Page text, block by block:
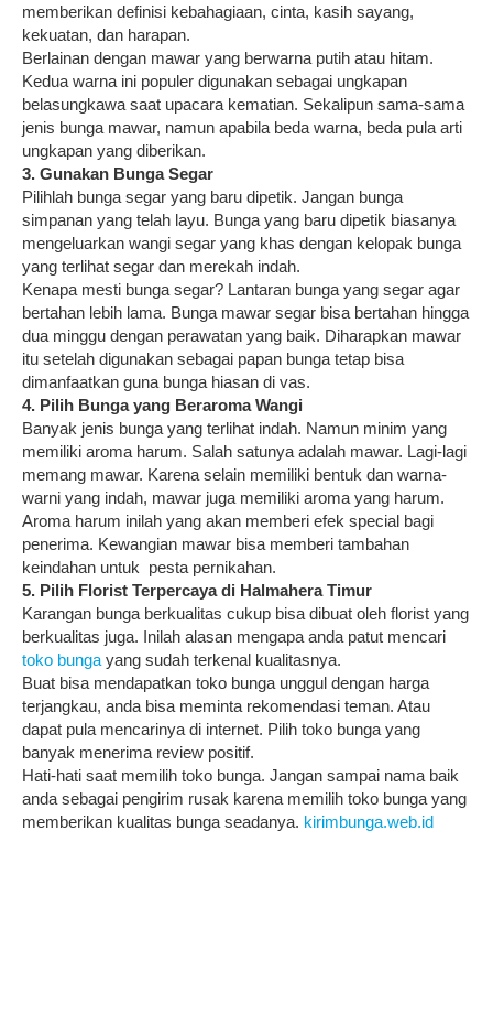
memberikan definisi kebahagiaan, cinta, kasih sayang,
kekuatan, dan harapan.
Berlainan dengan mawar yang berwarna putih atau hitam.
Kedua warna ini populer digunakan sebagai ungkapan
belasungkawa saat upacara kematian. Sekalipun sama-sama
jenis bunga mawar, namun apabila beda warna, beda pula arti
ungkapan yang diberikan.
3. Gunakan Bunga Segar
Pilihlah bunga segar yang baru dipetik. Jangan bunga
simpanan yang telah layu. Bunga yang baru dipetik biasanya
mengeluarkan wangi segar yang khas dengan kelopak bunga
yang terlihat segar dan merekah indah.
Kenapa mesti bunga segar? Lantaran bunga yang segar agar
bertahan lebih lama. Bunga mawar segar bisa bertahan hingga
dua minggu dengan perawatan yang baik. Diharapkan mawar
itu setelah digunakan sebagai papan bunga tetap bisa
dimanfaatkan guna bunga hiasan di vas.
4. Pilih Bunga yang Beraroma Wangi
Banyak jenis bunga yang terlihat indah. Namun minim yang
memiliki aroma harum. Salah satunya adalah mawar. Lagi-lagi
memang mawar. Karena selain memiliki bentuk dan warna-
warni yang indah, mawar juga memiliki aroma yang harum.
Aroma harum inilah yang akan memberi efek special bagi
penerima. Kewangian mawar bisa memberi tambahan
keindahan untuk pesta pernikahan.
5. Pilih Florist Terpercaya di Halmahera Timur
Karangan bunga berkualitas cukup bisa dibuat oleh florist yang
berkualitas juga. Inilah alasan mengapa anda patut mencari
toko bunga yang sudah terkenal kualitasnya.
Buat bisa mendapatkan toko bunga unggul dengan harga
terjangkau, anda bisa meminta rekomendasi teman. Atau
dapat pula mencarinya di internet. Pilih toko bunga yang
banyak menerima review positif.
Hati-hati saat memilih toko bunga. Jangan sampai nama baik
anda sebagai pengirim rusak karena memilih toko bunga yang
memberikan kualitas bunga seadanya. kirimbunga.web.id